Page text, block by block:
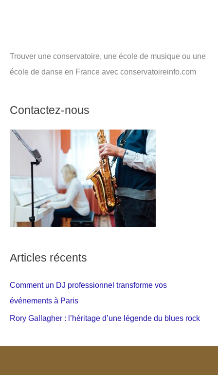
Trouver une conservatoire, une école de musique ou une
école de danse en France avec conservatoireinfo.com
Contactez-nous
Articles récents
Comment un DJ professionnel transforme vos
événements à Paris
Rory Gallagher : l’héritage d’une légende du blues rock